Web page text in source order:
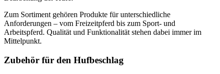
Zum Sortiment gehören Produkte für unterschiedliche
Anforderungen – vom Freizeitpferd bis zum Sport- und
Arbeitspferd. Qualität und Funktionalität stehen dabei immer im
Mittelpunkt.
Zubehör für den Hufbeschlag